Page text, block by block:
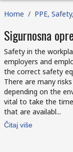
Home / PPE,
Sigurnosna
Safety in the
employers and
the correct safety
There are many
depending on the
vital to take the
that are availabl...
Čitaj više